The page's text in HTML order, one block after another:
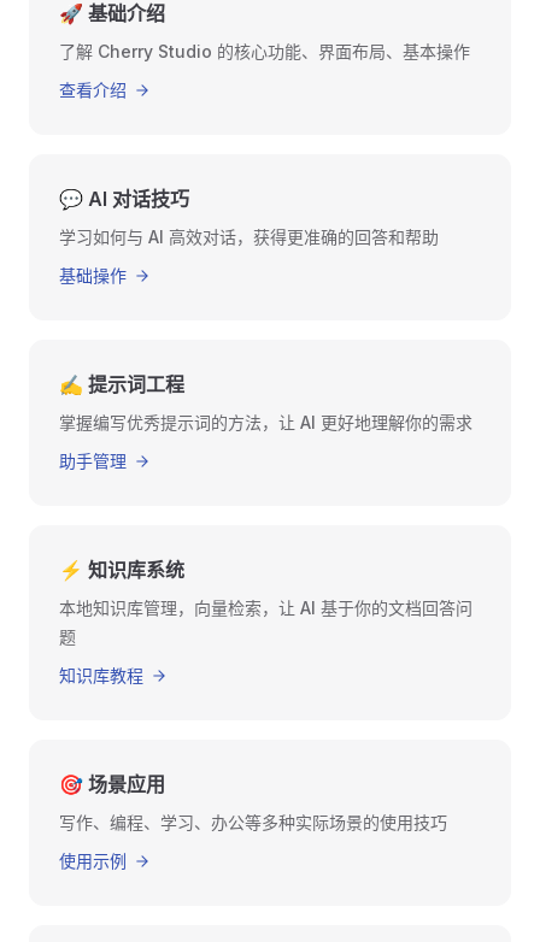
🚀 基础介绍
了解 Cherry Studio 的核心功能、界面布局、基本操作
查看介绍
💬 AI 对话技巧
学习如何与 AI 高效对话，获得更准确的回答和帮助
基础操作
✍️ 提示词工程
掌握编写优秀提示词的方法，让 AI 更好地理解你的需求
助手管理
⚡ 知识库系统
本地知识库管理，向量检索，让 AI 基于你的文档回答问
题
知识库教程
🎯 场景应用
写作、编程、学习、办公等多种实际场景的使用技巧
使用示例